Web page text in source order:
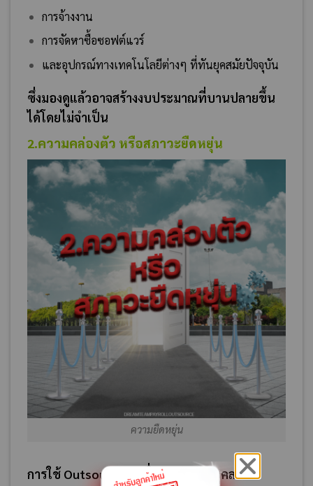
การจ้างงาน
การจัดหาซื้อซอฟต์แวร์
และอุปกรณ์ทางเทคโนโลยีต่างๆ ที่ทันยุคสมัยปัจจุบัน
ซึ่งมองดูแล้วอาจสร้างงบประมาณที่บานปลายขึ้น
ได้โดยไม่จำเป็น
2.ความคล่องตัว หรือสภาวะยืดหยุ่น
ความยืดหยุ่น
การใช้ Outsourcing เพื่อการจัดจ้างบุคลากร